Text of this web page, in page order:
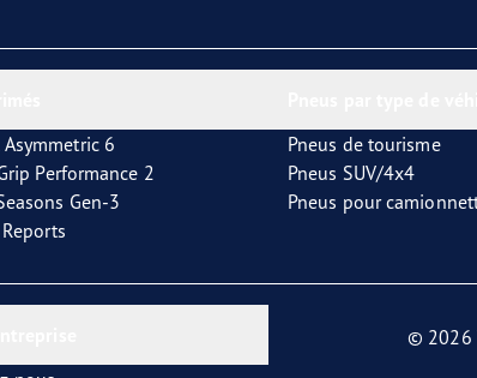
Asymmetric 6
Performance 2
Gen-3
Pneus de tourisme
Pneus SUV/4x4
Pneus pour
© 2026